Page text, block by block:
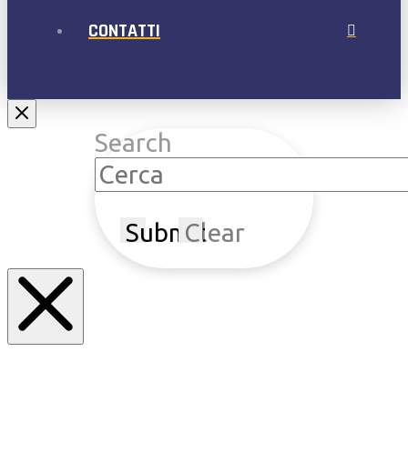
CONTATTI
Search
SubmitClear